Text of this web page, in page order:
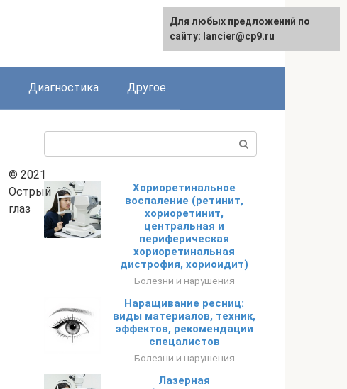
English
Диагностика Другое
Хориоретинальное
воспаление (ретинит,
хориоретинит,
центральная и
периферическая
хориоретинальная
дистрофия, хориоидит)
Болезни и нарушения
Наращивание ресниц:
виды материалов, техник,
эффектов, рекомендации
спецалистов
Болезни и нарушения
Лазерная
© 2021
Острый
глаз
Для любых предложений по
сайту: lancier@cp9.ru